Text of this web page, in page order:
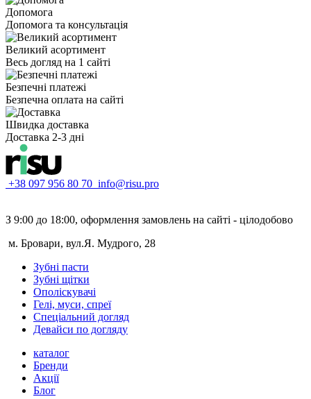
Допомога
Допомога та консультація
Великий асортимент
Весь догляд на 1 сайті
Безпечні платежі
Безпечна оплата на сайті
Швидка доставка
Доставка 2-3 дні
+38 097 956 80 70 info@risu.pro
З 9:00 до 18:00, оформлення замовлень на сайті - цілодобово
м. Бровари, вул.Я. Мудрого, 28
Зубні пасти
Зубні щітки
Ополіскувачі
Гелі, муси, спреї
Спеціальний догляд
Девайси по догляду
каталог
Бренди
Акції
Блог